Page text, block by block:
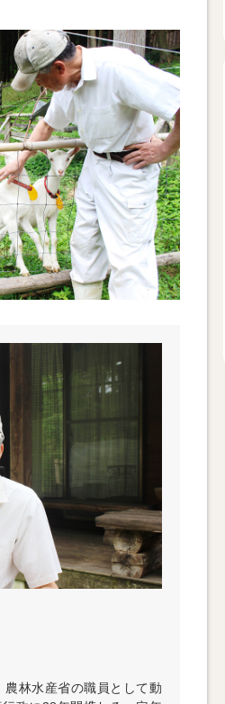
林水産省の職員として動